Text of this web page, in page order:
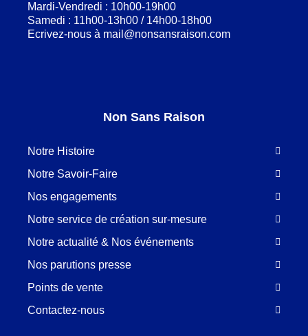
Mardi-Vendredi : 10h00-19h00
Samedi : 11h00-13h00 / 14h00-18h00
Ecrivez-nous à mail@nonsansraison.com
Non Sans Raison
Notre Histoire
Notre Savoir-Faire
Nos engagements
Notre service de création sur-mesure
Notre actualité & Nos événements
Nos parutions presse
Points de vente
Contactez-nous